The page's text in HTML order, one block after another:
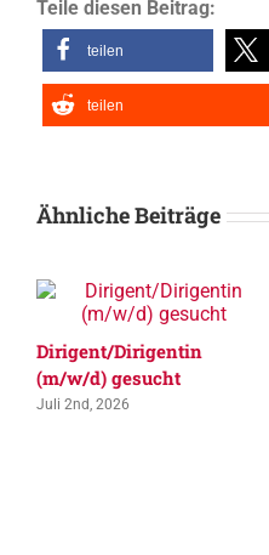
Teile diesen Beitrag:
teilen
teilen
Ähnliche Beiträge
Dirigent/Dirigentin
(m/w/d) gesucht
Juli 2nd, 2026